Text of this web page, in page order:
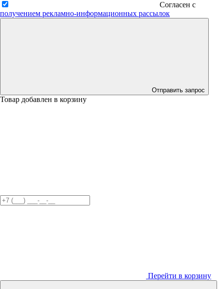
Согласен с
получением рекламно-информационных рассылок
Отправить запрос
Товар добавлен в корзину
Перейти в корзину